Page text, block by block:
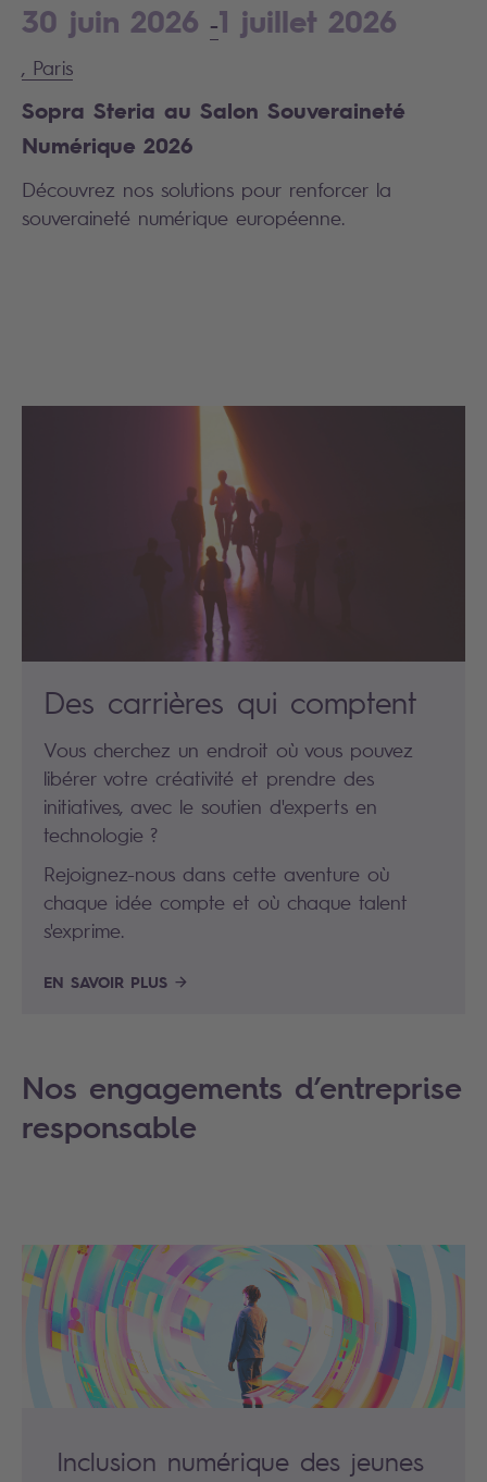
30 juin 2026 -1 juillet 2026
, Paris
Sopra Steria au Salon Souveraineté
Numérique 2026
Découvrez nos solutions pour renforcer la
souveraineté numérique européenne.
Des carrières qui comptent
Vous cherchez un endroit où vous pouvez
libérer votre créativité et prendre des
initiatives, avec le soutien d'experts en
technologie ?
Rejoignez-nous dans cette aventure où
chaque idée compte et où chaque talent
s'exprime.
EN SAVOIR PLUS
Nos engagements d’entreprise
responsable
Inclusion numérique des jeunes